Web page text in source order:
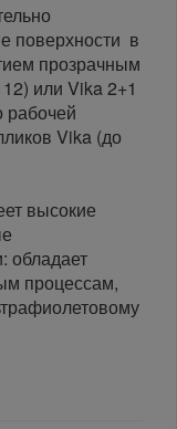
поверхности в
прозрачным
или Vika 2+1
рабочей
Vika (до
высокие
обладает
процессам,